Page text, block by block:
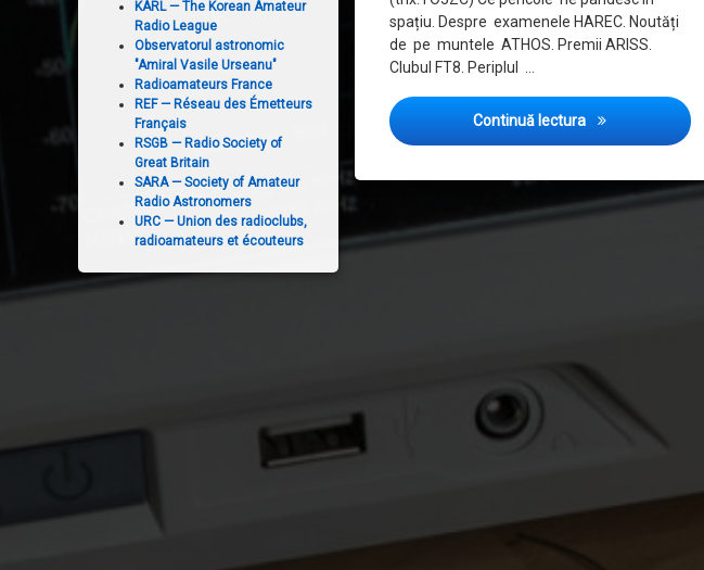
spațiu. Despre examenele HAREC. Noutăți
de pe muntele ATHOS. Premii ARISS.
Clubul FT8. Periplul …
Continuă lectura QTC
KARL — The Korean Amateur
Radio League
Observatorul astronomic
"Amiral Vasile Urseanu"
Radioamateurs France
REF — Réseau des Émetteurs
Français
RSGB — Radio Society of
Great Britain
SARA — Society of Amateur
Radio Astronomers
URC — Union des radioclubs,
radioamateurs et écouteurs